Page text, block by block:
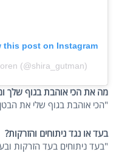
this post on Instagram
(@shira_gutman)
מה את הכי אוהבת בגוף שלך
"הכי אוהבת בגוף שלי את
בעד או נגד ניתוחים והזרקות?
"בעד ניתוחים בעד הזרקות